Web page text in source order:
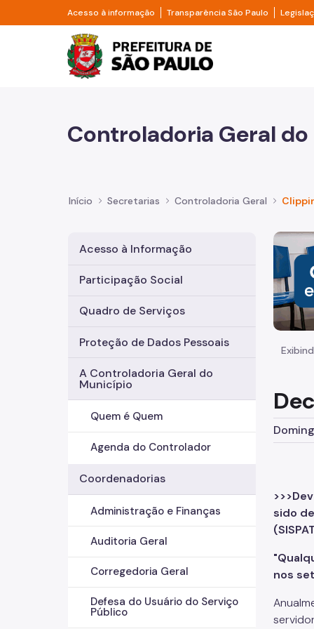
Pular para o Conteúdo principal
Acesso à informação Divisor de acesso à informação
Transparência São Paulo Divisor
Prefeitura de São
Controladoria Geral
Início Secretarias Controladoria Geral
Acesso à Informação
Participação Social
Quadro de Serviços
Proteção de Dados Pessoais
A Controladoria Geral do
Município
Quem é Quem
Agenda do Controlador
Coordenadorias
Administração e Finanças
Auditoria Geral
Corregedoria Geral
Defesa do Usuário do Serviço
Público
sido
nos